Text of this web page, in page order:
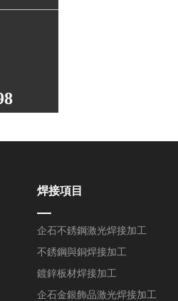
焊接項目
企石不銹鋼激光焊接加工
不銹鋼與銅焊接加工
鍍鋅板材焊接加工
企石金銀飾品激光焊接加工